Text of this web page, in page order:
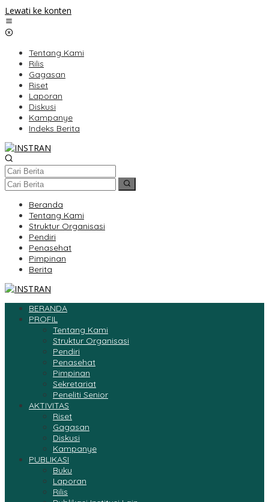
Lewati ke konten
Tentang Kami
Rilis
Gagasan
Riset
Laporan
Diskusi
Kampanye
Indeks Berita
Beranda
Tentang Kami
Struktur Organisasi
Pendiri
Penasehat
Pimpinan
Berita
BERANDA
PROFIL
Tentang Kami
Struktur Organisasi
Pendiri
Penasehat
Pimpinan
Sekretariat
Peneliti Senior
AKTIVITAS
Riset
Gagasan
Diskusi
Kampanye
PUBLIKASI
Buku
Laporan
Rilis